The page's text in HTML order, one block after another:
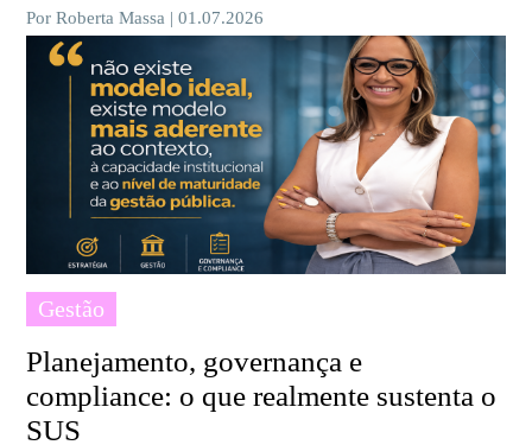
Por Roberta Massa | 01.07.2026
Gestão
Planejamento, governança e
compliance: o que realmente sustenta o
SUS